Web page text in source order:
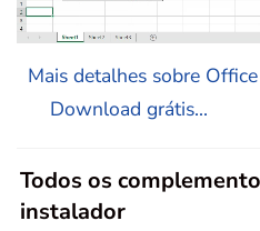
Mais detalhes sobre Office
Download grátis...
Todos os
instalador